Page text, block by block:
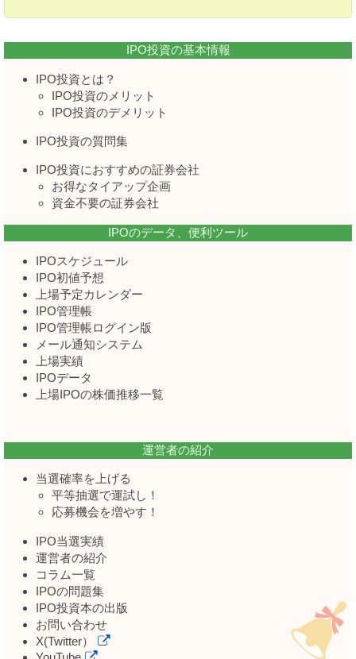
IPO投資の基本情報
IPO投資とは？
IPO投資のメリット
IPO投資のデメリット
IPO投資の質問集
IPO投資におすすめの証券会社
お得なタイアップ企画
資金不要の証券会社
IPOのデータ、便利ツール
IPOスケジュール
IPO初値予想
上場予定カレンダー
IPO管理帳
IPO管理帳ログイン版
メール通知システム
上場実績
IPOデータ
上場IPOの株価推移一覧
運営者の紹介
当選確率を上げる
平等抽選で運試し！
応募機会を増やす！
IPO当選実績
運営者の紹介
コラム一覧
IPOの問題集
IPO投資本の出版
お問い合わせ
X(Twitter）